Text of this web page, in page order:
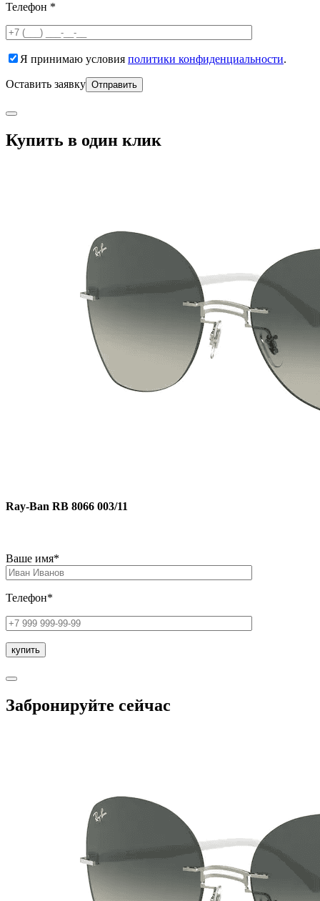
Телефон *
Я принимаю условия политики конфиденциальности.
Оставить заявку
Купить в один клик
Ray-Ban RB 8066 003/11
Ваше имя*
Телефон*
Забронируйте сейчас